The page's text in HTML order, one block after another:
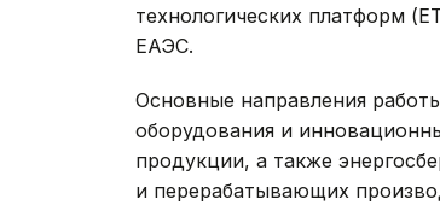
технологических платформ
ЕАЭС.
Основные направления
оборудования и
продукции, а также
и перерабатывающих